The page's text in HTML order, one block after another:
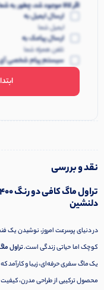
اگر کالا موجود شد، چطور به
ارسال ایمیل به
ایمیل شما
ارسال پیامک به
تلفن همراه شما
سیستم پیام شخصی
نقد و بررسی
دلنشین
در دنیای پرسرعت امروز، نوشیدن یک
کوچک اما حیاتی زندگی است.تراول ماگ
یک ماگ سفری حرفه‌ای، زیبا و کارآمد
محصول ترکیبی از طراحی مدرن، کیفیت